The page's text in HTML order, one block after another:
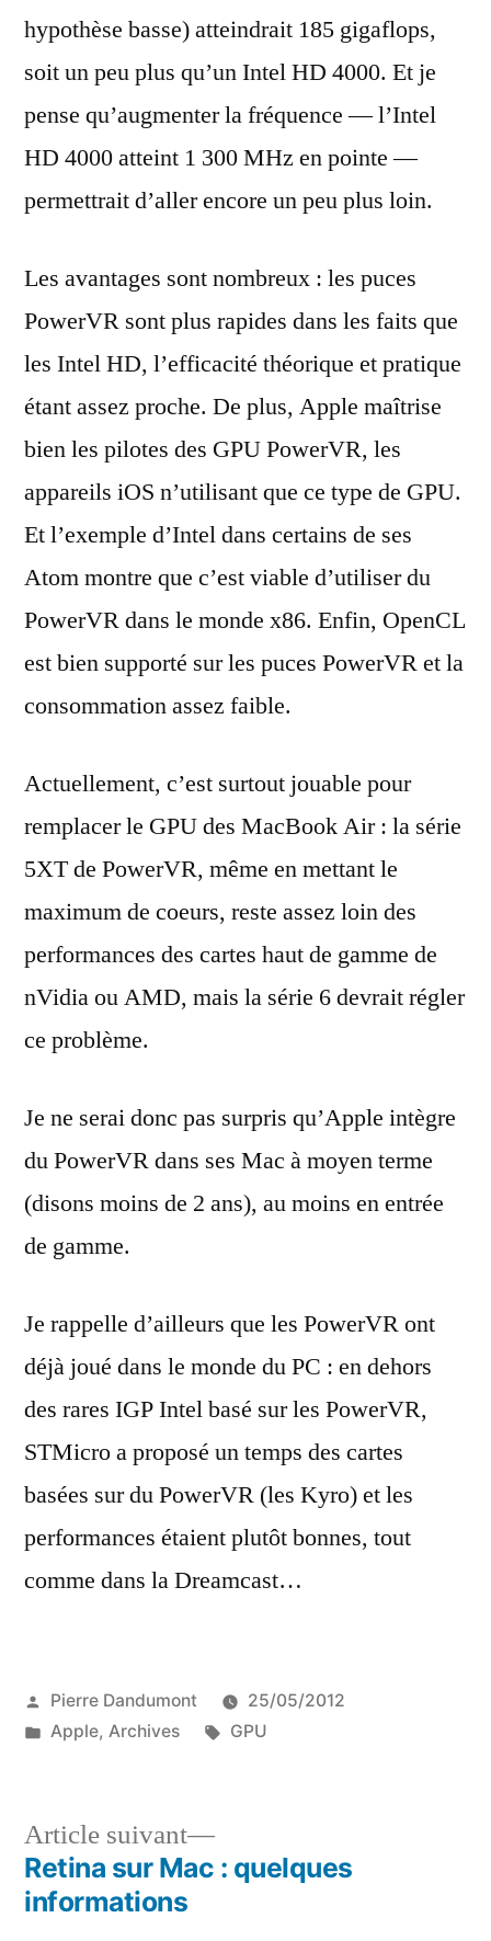
hypothèse basse) atteindrait 185 gigaflops,
soit un peu plus qu’un Intel HD 4000. Et je
pense qu’augmenter la fréquence — l’Intel
HD 4000 atteint 1 300 MHz en pointe —
permettrait d’aller encore un peu plus loin.
Les avantages sont nombreux : les puces
PowerVR sont plus rapides dans les faits que
les Intel HD, l’efficacité théorique et pratique
étant assez proche. De plus, Apple maîtrise
bien les pilotes des GPU PowerVR, les
appareils iOS n’utilisant que ce type de GPU.
Et l’exemple d’Intel dans certains de ses
Atom montre que c’est viable d’utiliser du
PowerVR dans le monde x86. Enfin, OpenCL
est bien supporté sur les puces PowerVR et la
consommation assez faible.
Actuellement, c’est surtout jouable pour
remplacer le GPU des MacBook Air : la série
5XT de PowerVR, même en mettant le
maximum de coeurs, reste assez loin des
performances des cartes haut de gamme de
nVidia ou AMD, mais la série 6 devrait régler
ce problème.
Je ne serai donc pas surpris qu’Apple intègre
du PowerVR dans ses Mac à moyen terme
(disons moins de 2 ans), au moins en entrée
de gamme.
Je rappelle d’ailleurs que les PowerVR ont
déjà joué dans le monde du PC : en dehors
des rares IGP Intel basé sur les PowerVR,
STMicro a proposé un temps des cartes
basées sur du PowerVR (les Kyro) et les
performances étaient plutôt bonnes, tout
comme dans la Dreamcast…
Publié
par
Pierre Dandumont
25/05/2012
Publié
Apple, Archives Étiquettes :
GPU
Navigation
Article suivant
Article
suivant :
Retina sur Mac : quelques
informations